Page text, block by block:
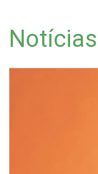
Notícias